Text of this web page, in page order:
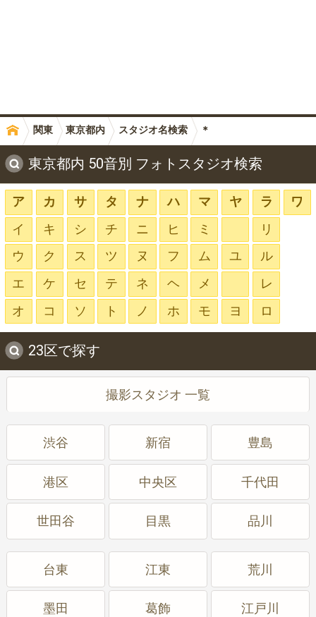
関東 東京都内 スタジオ名検索 ＊
東京都内 50音別 フォトスタジオ検索
ア
イ
ウ
エ
オ
カ
キ
ク
ケ
コ
サ
シ
ス
セ
ソ
タ
チ
ツ
テ
ト
ナ
ニ
ヌ
ネ
ノ
ハ
ヒ
フ
ヘ
ホ
マ
ミ
ム
メ
モ
ヤ
ユ
ヨ
ラ
リ
ル
レ
ロ
ワ
23区で探す
撮影スタジオ 一覧
渋谷 新宿 豊島
港区 中央区 千代田
世田谷 目黒 品川
台東 江東 荒川
墨田 葛飾 江戸川